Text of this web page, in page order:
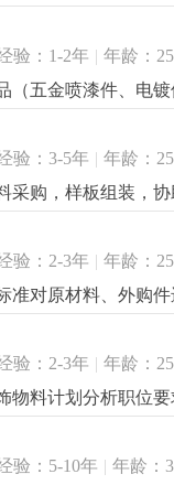
量不良。4. 跟踪异
检/巡检经验优先。
细 ...
验：1-2年 | 年龄：
（五金喷漆件、电
，要求会用电脑，
验：3-5年 | 年龄：
采购，样板组装，
购经验。更详细...
验：2-3年 | 年龄：
准对原材料、外购
异常，协助供应商
基本图纸优先。3.
验：2-3年 | 年龄：
物料计划分析职位
配件图。待遇：本
验：5-10年 | 年龄：